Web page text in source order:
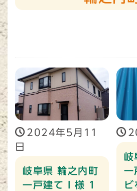
2024年5月11
日
岐阜県 輪之内町
一戸建て I 様 1
岐
一